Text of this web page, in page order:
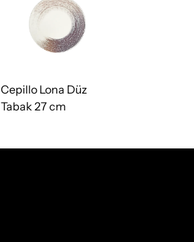
Cepillo Lona Düz
Tabak 27 cm